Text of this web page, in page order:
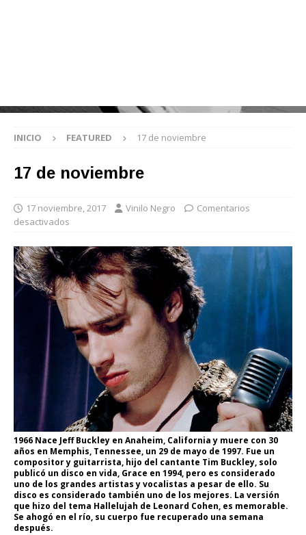
INICIO FEATURED 17 de noviembre
17 de noviembre
17 noviembre, 2017 Vinilo Negro
Comentarios
desactivados
1966 Nace Jeff Buckley en Anaheim, California y muere con 30
años en Memphis, Tennessee, un 29 de mayo de 1997. Fue un
compositor y guitarrista, hijo del cantante Tim Buckley, solo
publicó un disco en vida, Grace en 1994, pero es considerado
uno de los grandes artistas y vocalistas a pesar de ello. Su
disco es considerado también uno de los mejores. La versión
que hizo del tema Hallelujah de Leonard Cohen, es memorable.
Se ahogó en el río, su cuerpo fue recuperado una semana
después.